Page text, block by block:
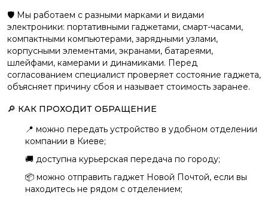
🛡️ Мы работаем с разными марками и видами
электроники: портативными гаджетами, смарт-часами,
компактными компьютерами, зарядными узлами,
корпусными элементами, экранами, батареями,
шлейфами, камерами и динамиками. Перед
согласованием специалист проверяет состояние гаджета,
объясняет причину сбоя и называет стоимость заранее.
🔎 КАК ПРОХОДИТ ОБРАЩЕНИЕ
📍 можно передать устройство в удобном отделении
компании в Киеве;
🚚 доступна курьерская передача по городу;
📦 можно отправить гаджет Новой Почтой, если вы
находитесь не рядом с отделением;